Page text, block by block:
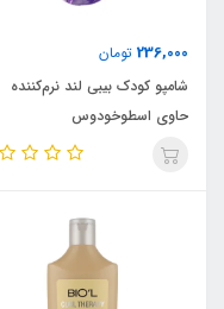
236,000 تومان
شامپو کودک بیبی لند نرم‌کننده
حاوی اسطوخودوس